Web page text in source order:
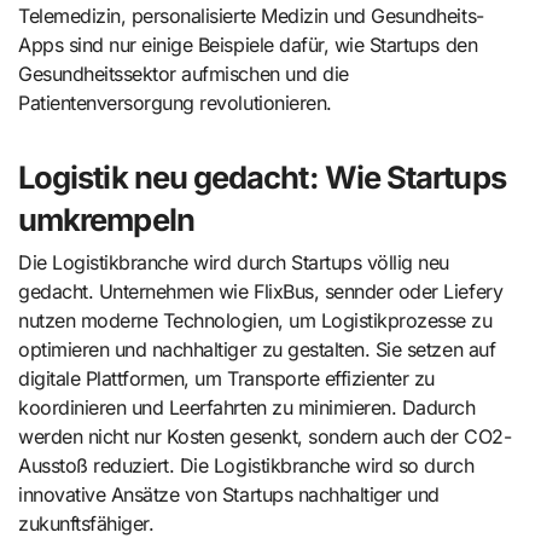
Telemedizin, personalisierte Medizin und Gesundheits-
Apps sind nur einige Beispiele dafür, wie Startups den
Gesundheitssektor aufmischen und die
Patientenversorgung revolutionieren.
Logistik neu gedacht: Wie Startups
umkrempeln
Die Logistikbranche wird durch Startups völlig neu
gedacht. Unternehmen wie FlixBus, sennder oder Liefery
nutzen moderne Technologien, um Logistikprozesse zu
optimieren und nachhaltiger zu gestalten. Sie setzen auf
digitale Plattformen, um Transporte effizienter zu
koordinieren und Leerfahrten zu minimieren. Dadurch
werden nicht nur Kosten gesenkt, sondern auch der CO2-
Ausstoß reduziert. Die Logistikbranche wird so durch
innovative Ansätze von Startups nachhaltiger und
zukunftsfähiger.